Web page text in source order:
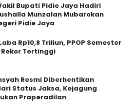
Bupati Pidie Jaya Hadiri
Munzalan Mubarokan
Pidie Jaya
Rp10,8 Triliun, PPOP Semester
Tertinggi
Resmi Diberhentikan
Status Jaksa, Kejagung
Praperadilan